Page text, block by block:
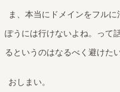
ま、本当にドメインをフル
ぽうには行けないよね。って
るというのはなるべく避けた
おしまい。